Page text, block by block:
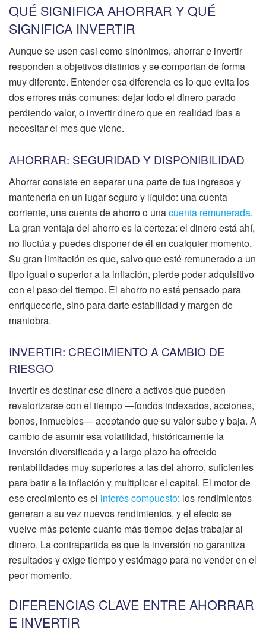
QUÉ SIGNIFICA AHORRAR Y QUÉ
SIGNIFICA INVERTIR
Aunque se usen casi como sinónimos, ahorrar e invertir
responden a objetivos distintos y se comportan de forma
muy diferente. Entender esa diferencia es lo que evita los
dos errores más comunes: dejar todo el dinero parado
perdiendo valor, o invertir dinero que en realidad ibas a
necesitar el mes que viene.
AHORRAR: SEGURIDAD Y DISPONIBILIDAD
Ahorrar consiste en separar una parte de tus ingresos y
mantenerla en un lugar seguro y líquido: una cuenta
corriente, una cuenta de ahorro o unacuenta remunerada.
La gran ventaja del ahorro es la certeza: el dinero está ahí,
no fluctúa y puedes disponer de él en cualquier momento.
Su gran limitación es que, salvo que esté remunerado a un
tipo igual o superior a la inflación, pierde poder adquisitivo
con el paso del tiempo. El ahorro no está pensado para
enriquecerte, sino para darte estabilidad y margen de
maniobra.
INVERTIR: CRECIMIENTO A CAMBIO DE
RIESGO
Invertir es destinar ese dinero a activos que pueden
revalorizarse con el tiempo —fondos indexados, acciones,
bonos, inmuebles— aceptando que su valor sube y baja. A
cambio de asumir esa volatilidad, históricamente la
inversión diversificada y a largo plazo ha ofrecido
rentabilidades muy superiores a las del ahorro, suficientes
para batir a la inflación y multiplicar el capital. El motor de
ese crecimiento es el interés compuesto: los rendimientos
generan a su vez nuevos rendimientos, y el efecto se
vuelve más potente cuanto más tiempo dejas trabajar al
dinero. La contrapartida es que la inversión no garantiza
resultados y exige tiempo y estómago para no vender en el
peor momento.
DIFERENCIAS CLAVE ENTRE AHORRAR
E INVERTIR